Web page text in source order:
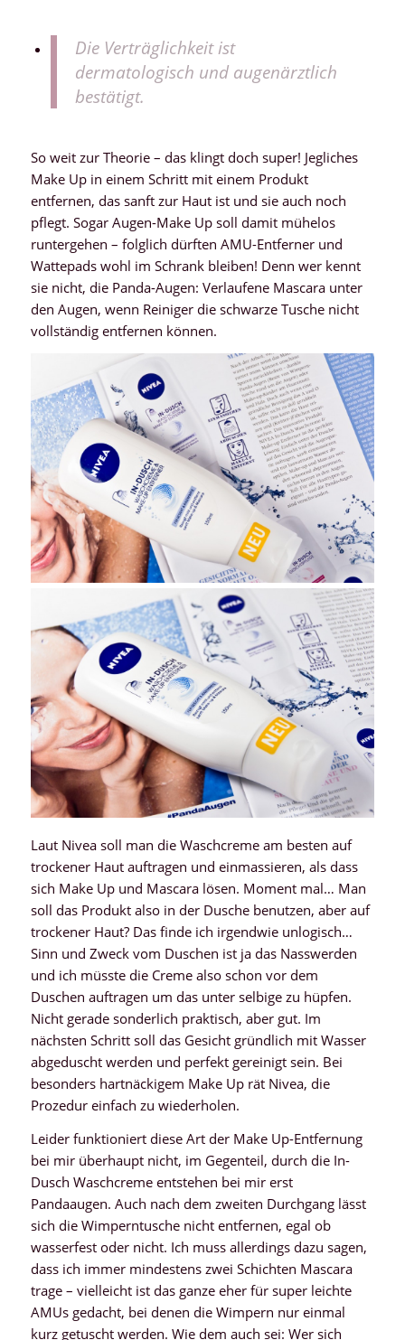
Die Verträglichkeit ist
dermatologisch und augenärztlich
bestätigt.
So weit zur Theorie – das klingt doch super! Jegliches
Make Up in einem Schritt mit einem Produkt
entfernen, das sanft zur Haut ist und sie auch noch
pflegt. Sogar Augen-Make Up soll damit mühelos
runtergehen – folglich dürften AMU-Entferner und
Wattepads wohl im Schrank bleiben! Denn wer kennt
sie nicht, die Panda-Augen: Verlaufene Mascara unter
den Augen, wenn Reiniger die schwarze Tusche nicht
vollständig entfernen können.
Laut Nivea soll man die Waschcreme am besten auf
trockener Haut auftragen und einmassieren, als dass
sich Make Up und Mascara lösen. Moment mal… Man
soll das Produkt also in der Dusche benutzen, aber auf
trockener Haut? Das finde ich irgendwie unlogisch…
Sinn und Zweck vom Duschen ist ja das Nasswerden
und ich müsste die Creme also schon vor dem
Duschen auftragen um das unter selbige zu hüpfen.
Nicht gerade sonderlich praktisch, aber gut. Im
nächsten Schritt soll das Gesicht gründlich mit Wasser
abgeduscht werden und perfekt gereinigt sein. Bei
besonders hartnäckigem Make Up rät Nivea, die
Prozedur einfach zu wiederholen.
Leider funktioniert diese Art der Make Up-Entfernung
bei mir überhaupt nicht, im Gegenteil, durch die In-
Dusch Waschcreme entstehen bei mir erst
Pandaaugen. Auch nach dem zweiten Durchgang lässt
sich die Wimperntusche nicht entfernen, egal ob
wasserfest oder nicht. Ich muss allerdings dazu sagen,
dass ich immer mindestens zwei Schichten Mascara
trage – vielleicht ist das ganze eher für super leichte
AMUs gedacht, bei denen die Wimpern nur einmal
kurz getuscht werden. Wie dem auch sei: Wer sich